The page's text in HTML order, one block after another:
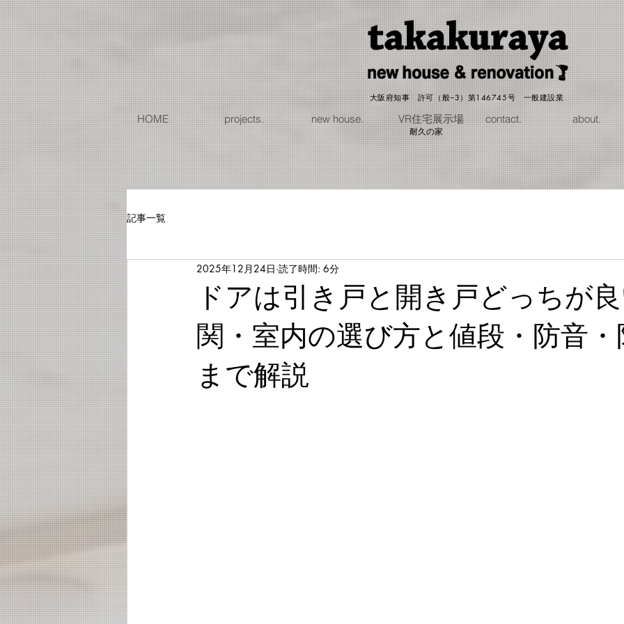
G-EJMHP19RSW
大阪府知事 許可（般−3）第146745号 一般建設業
HOME projects. new house. VR住宅展示場 contact. about.
耐久の家
記事一覧
ドアは引き戸と開き戸どっちが
関・室内の選び方と値段・防音
まで解説
2025年12月24日 読了時間: 6分